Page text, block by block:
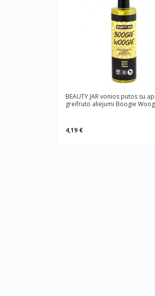
BEAUTY JAR vonios putos su
greifruto aliejumi Boogie
4,19 €